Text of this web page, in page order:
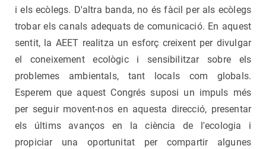
i els ecòlegs. D'altra banda, no és fàcil per als ecòlegs
trobar els canals adequats de comunicació. En aquest
sentit, la AEET realitza un esforç creixent per divulgar
el coneixement ecològic i sensibilitzar sobre els
problemes ambientals, tant locals com globals.
Esperem que aquest Congrés suposi un impuls més
per seguir movent-nos en aquesta direcció, presentar
els últims avanços en la ciència de l'ecologia i
propiciar una oportunitat per compartir algunes